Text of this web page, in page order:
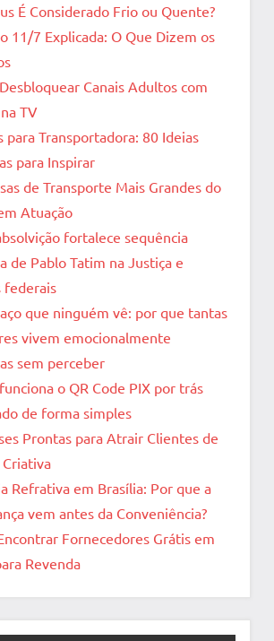
É Considerado Frio ou Quente?
11/7 Explicada: O Que Dizem os
Canais Adultos com
TV
para Transportadora: 80 Ideias
para Inspirar
de Transporte Mais Grandes do
Atuação
fortalece sequência
de Pablo Tatim na Justiça e
federais
que ninguém vê: por que tantas
vivem emocionalmente
sem perceber
o QR Code PIX por trás
de forma simples
Prontas para Atrair Clientes de
Refrativa em Brasília: Por que a
vem antes da Conveniência?
Fornecedores Grátis em
Revenda